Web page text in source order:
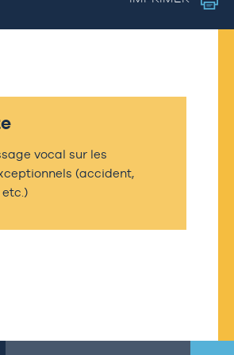
vocal sur les
(accident,